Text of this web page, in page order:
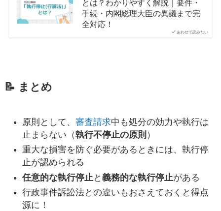
あわせて読みたい
とは？わかりやすく解説｜要件・
手続・内閣総理大臣の異議まで完
全対応！
📝 まとめ
原則として、 審査請求中も処分の効力や執行は
止まらない（執行不停止の原則 ）
重大な損害を防ぐ必要があるときには、執行停
止が認められる
任意的な執行停止 と 義務的な執行停止がある
行政事件訴訟法との違いもおさえておくと得点
源に！